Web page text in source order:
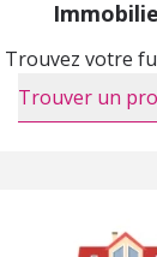
Trouvez votre
Trouver un